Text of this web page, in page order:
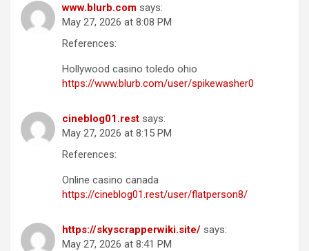
www.blurb.com says:
May 27, 2026 at 8:08 PM
References:
Hollywood casino toledo ohio
https://www.blurb.com/user/spikewasher0
cineblog01.rest says:
May 27, 2026 at 8:15 PM
References:
Online casino canada
https://cineblog01.rest/user/flatperson8/
https://skyscrapperwiki.site/ says:
May 27, 2026 at 8:41 PM